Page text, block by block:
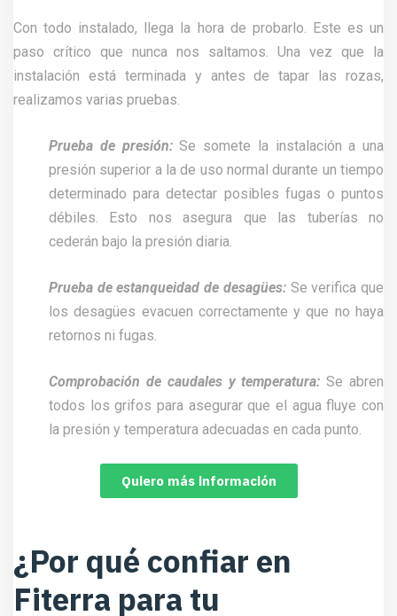
Con todo instalado, llega la hora de probarlo. Este es un
paso crítico que nunca nos saltamos. Una vez que la
instalación está terminada y antes de tapar las rozas,
realizamos varias pruebas.
Prueba de presión:Se somete la instalación a una
presión superior a la de uso normal durante un tiempo
determinado para detectar posibles fugas o puntos
débiles. Esto nos asegura que las tuberías no
cederán bajo la presión diaria.
Prueba de estanqueidad de desagües: Se verifica que
los desagües evacuen correctamente y que no haya
retornos ni fugas.
Comprobación de caudales y temperatura:Se abren
todos los grifos para asegurar que el agua fluye con
la presión y temperatura adecuadas en cada punto.
Quiero más información
¿Por qué confiar en
Fiterra para tu